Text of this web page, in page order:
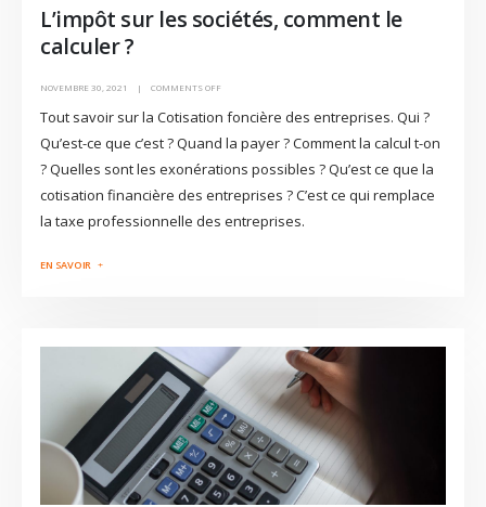
L’impôt sur les sociétés, comment le
calculer ?
NOVEMBRE 30, 2021 COMMENTS OFF
Tout savoir sur la Cotisation foncière des entreprises. Qui ?
Qu’est-ce que c’est ? Quand la payer ? Comment la calcul t-on
? Quelles sont les exonérations possibles ? Qu’est ce que la
cotisation financière des entreprises ? C’est ce qui remplace
la taxe professionnelle des entreprises.